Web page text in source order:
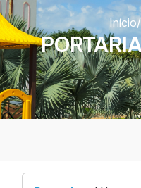
Início